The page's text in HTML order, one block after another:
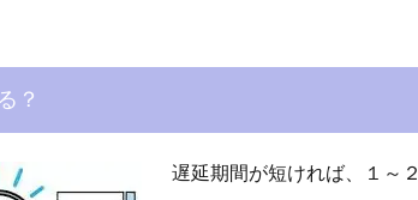
？
遅延期間が短ければ、１～